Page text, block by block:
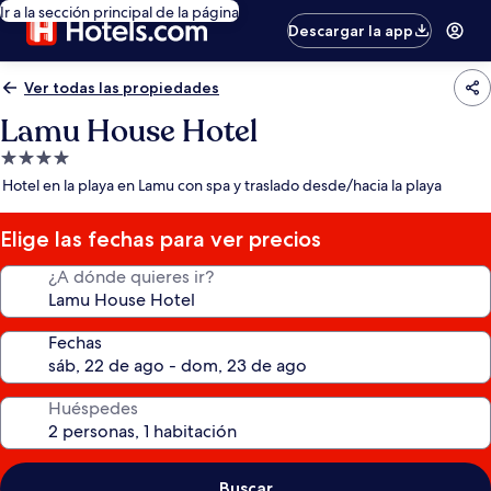
Ir a la sección principal de la página
Descargar la app
Ver todas las propiedades
Lamu House Hotel
Propiedad
de
estrellas
Hotel en la playa en Lamu con spa y traslado desde/hacia la playa
Elige las fechas para ver precios
¿A dónde quieres ir?
Fechas
Huéspedes